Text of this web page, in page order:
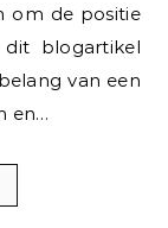
om de positie
blogartikel
van een
en…